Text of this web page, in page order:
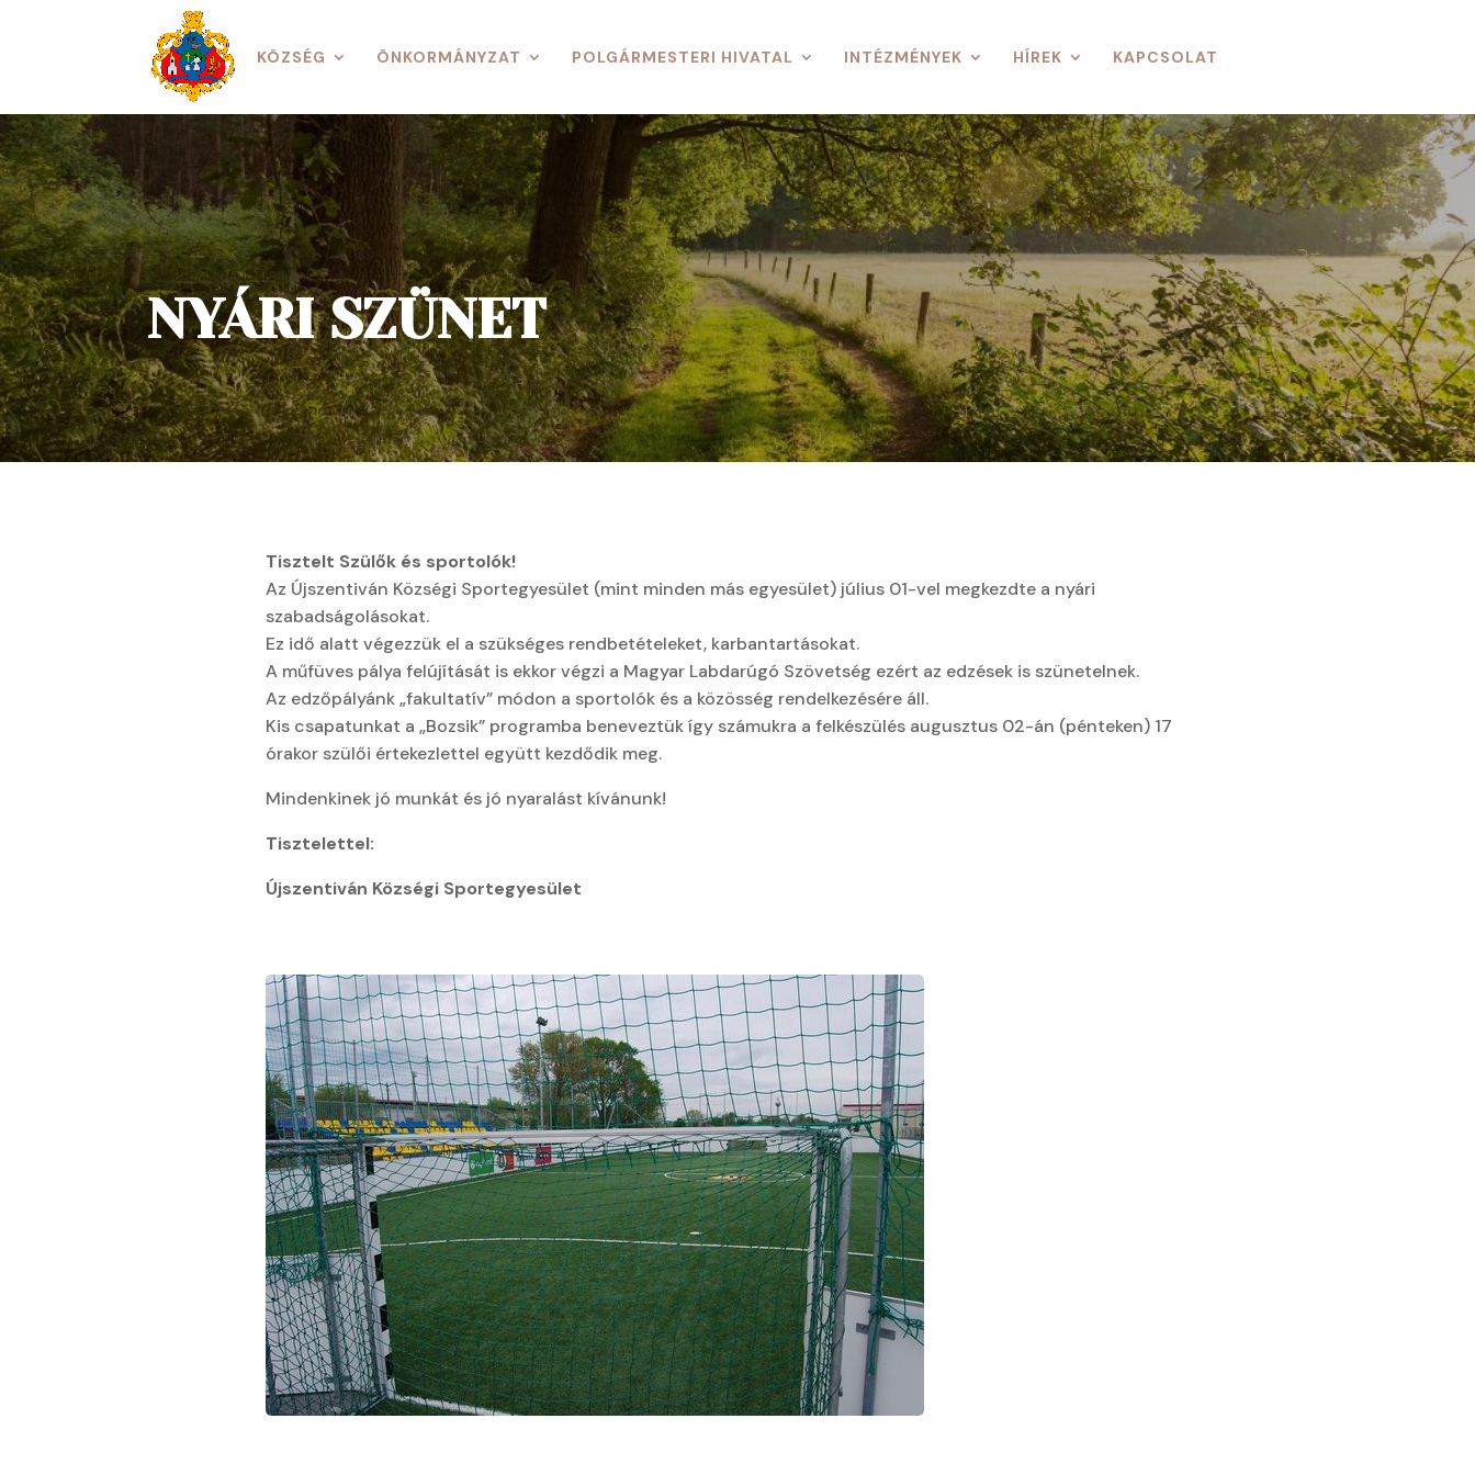
KÖZSÉG ÖNKORMÁNYZAT POLGÁRMESTERI HIVATAL INTÉZMÉNYEK HÍREK KAPCSOLAT
NYÁRI SZÜNET
Tisztelt Szülők és sportolók!
Az Újszentiván Községi Sportegyesület (mint minden más egyesület) július 01-vel megkezdte a nyári
szabadságolásokat.
Ez idő alatt végezzük el a szükséges rendbetételeket, karbantartásokat.
A műfüves pálya felújítását is ekkor végzi a Magyar Labdarúgó Szövetség ezért az edzések is szünetelnek.
Az edzőpályánk „fakultatív” módon a sportolók és a közösség rendelkezésére áll.
Kis csapatunkat a „Bozsik” programba beneveztük így számukra a felkészülés augusztus 02-án (pénteken) 17
órakor szülői értekezlettel együtt kezdődik meg.
Mindenkinek jó munkát és jó nyaralást kívánunk!
Tisztelettel:
Újszentiván Községi Sportegyesület